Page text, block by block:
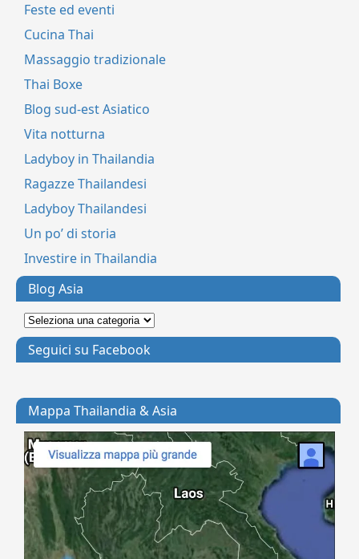
Feste ed eventi
Cucina Thai
Massaggio tradizionale
Thai Boxe
Blog sud-est Asiatico
Vita notturna
Ladyboy in Thailandia
Ragazze Thailandesi
Ladyboy Thailandesi
Un po’ di storia
Investire in Thailandia
Blog Asia
Seguici su Facebook
Mappa Thailandia & Asia